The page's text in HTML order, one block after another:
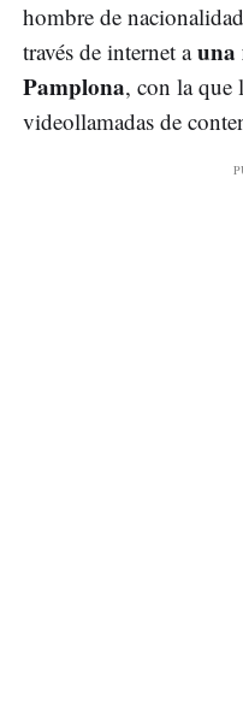
hombre de
través de internet auna
Pamplona, con la que
videollamadas de